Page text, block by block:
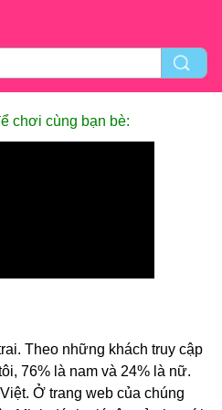
chơi cùng bạn bè:
Theo những khách truy cập
76% là nam và 24% là nữ.
Ở trang web của chúng